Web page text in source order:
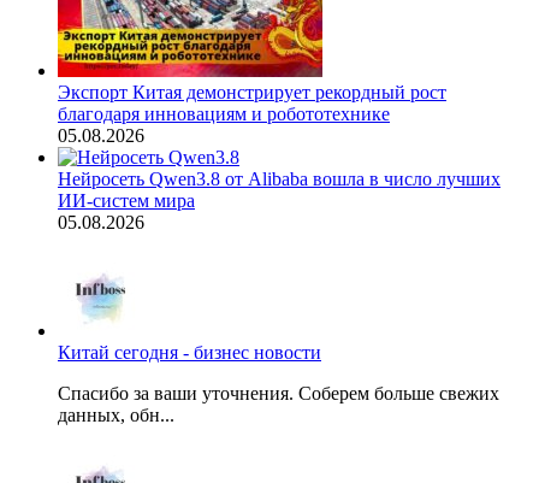
Экспорт Китая демонстрирует рекордный рост
благодаря инновациям и робототехнике
05.08.2026
Нейросеть Qwen3.8 от Alibaba вошла в число лучших
ИИ-систем мира
05.08.2026
Китай сегодня - бизнес новости
Спасибо за ваши уточнения. Соберем больше свежих
данных, обн...